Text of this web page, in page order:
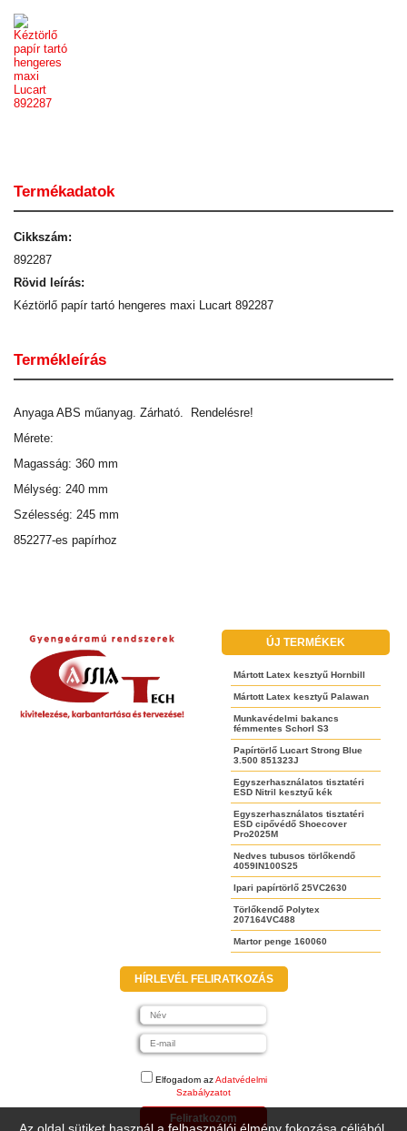
Termékadatok
Cikkszám:
892287
Rövid leírás:
Kéztörlő papír tartó hengeres maxi Lucart 892287
Termékleírás
Anyaga ABS műanyag. Zárható. Rendelésre!
Mérete:
Magasság: 360 mm
Mélység: 240 mm
Szélesség: 245 mm
852277-es papírhoz
ÚJ TERMÉKEK
Mártott Latex kesztyű Hornbill
Mártott Latex kesztyű Palawan
Munkavédelmi bakancs
fémmentes Schorl S3
Papírtörlő Lucart Strong Blue
3.500 851323J
Egyszerhasználatos tisztatéri
ESD Nitril kesztyű kék
Egyszerhasználatos tisztatéri
ESD cipővédő Shoecover
Pro2025M
Nedves tubusos törlőkendő
4059IN100S25
Ipari papírtörlő 25VC2630
Törlőkendő Polytex
207164VC488
Martor penge 160060
HÍRLEVÉL FELIRATKOZÁS
Elfogadom azAdatvédelmi
Szabályzatot
Feliratkozom